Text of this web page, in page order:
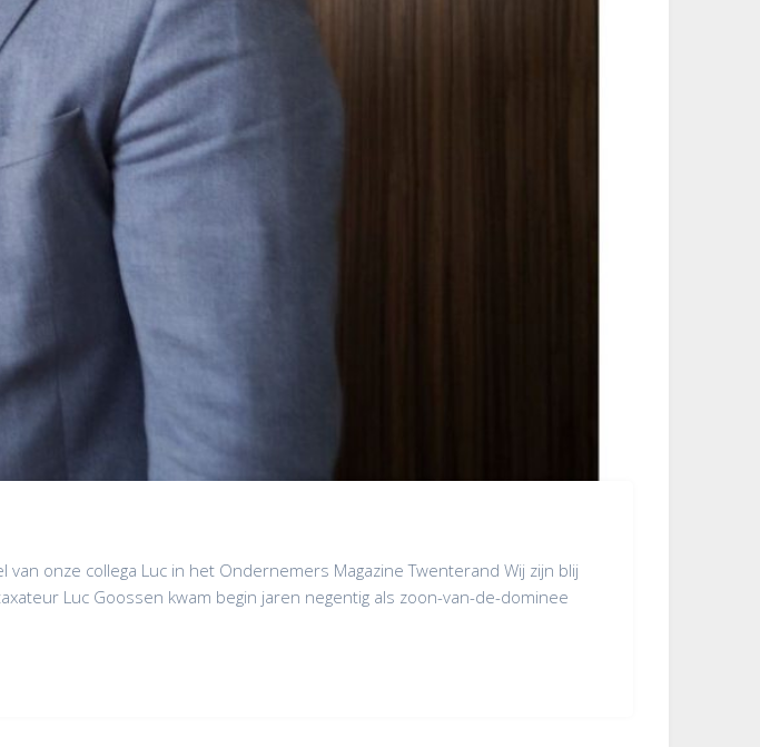
onze collega Luc in het Ondernemers Magazine Twenterand Wij zijn blij
Luc Goossen kwam begin jaren negentig als zoon-van-de-dominee